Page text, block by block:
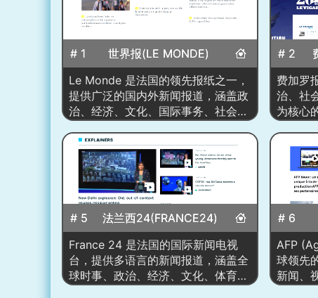
# 1
世界报(LE MONDE)
Le Monde 是法国的领先报纸之一，
提供广泛的国内外新闻报道，涵盖政
治、经济、文化、国际事务、社会问
影响力的新闻平台之一，Le Monde
专注于提供准确的新闻、深度分析和
独家报道。网站通过提供多媒体新闻
和互动内容，确保为用户提供丰富的
阅读体验。Le Monde 的报道结合了
法国本地和全球视角，旨在帮助读者
理解复杂的世界事件及其对社会的影
响。
# 2
费加罗
治、社
为核心
解读为
辩论与
头条大
侧搭配
讯”的
治、经
专栏等
的传统
辩论中
# 5
法兰西24(FRANCE24)
France 24 是法国的国际新闻电视
台，提供多语言的新闻报道，涵盖全
球时事、政治、经济、文化、体育等
# 6
AFP
球领先
新闻、